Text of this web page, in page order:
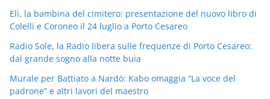
Elì, la bambina del cimitero: presentazione del nuovo libro di
Colelli e Coroneo il 24 luglio a Porto Cesareo
Radio Sole, la Radio libera sulle frequenze di Porto Cesareo:
dal grande sogno alla notte buia
Murale per Battiato a Nardò: Kabo omaggia “La voce del
padrone” e altri lavori del maestro